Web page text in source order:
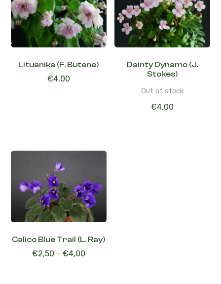
Lituanika (F. Butene)
€4,00
Dainty Dynamo (J.
Stokes)
Out of stock
€4,00
Calico Blue Trail (L. Ray)
€2,50 – €4,00